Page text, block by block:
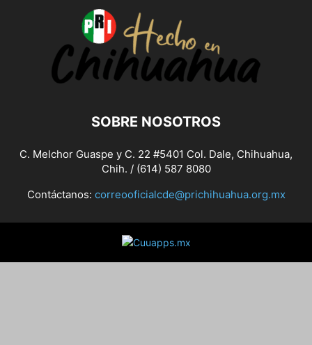
SOBRE NOSOTROS
C. Melchor Guaspe y C. 22 #5401 Col. Dale, Chihuahua,
Chih. / (614) 587 8080
Contáctanos: correooficialcde@prichihuahua.org.mx